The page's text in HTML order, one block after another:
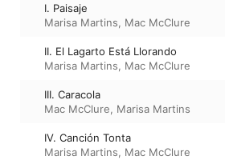
I. Paisaje
Marisa Martins, Mac McClure
II. El Lagarto Está Llorando
Marisa Martins, Mac McClure
III. Caracola
Mac McClure, Marisa Martins
IV. Canción Tonta
Marisa Martins, Mac McClure